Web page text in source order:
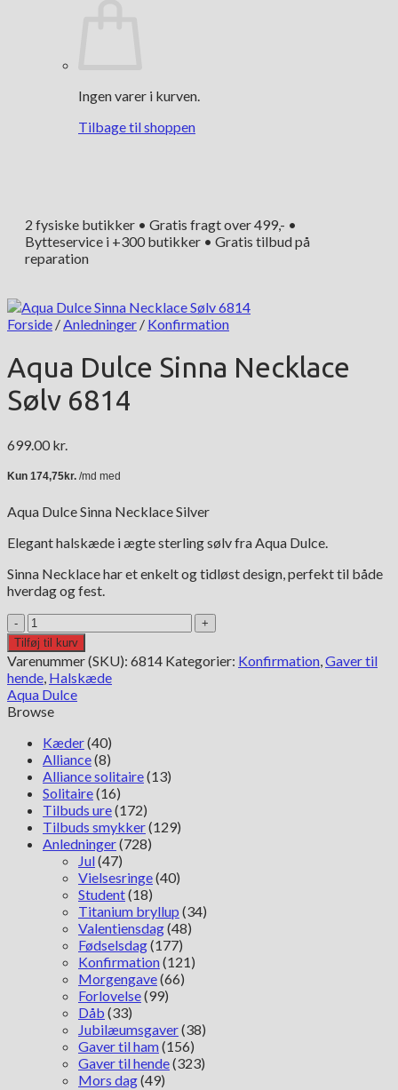
Ingen varer i kurven.
Tilbage til shoppen
2 fysiske butikker • Gratis fragt over 499,- •
Bytteservice i +300 butikker • Gratis tilbud på
reparation
Forside /Anledninger / Konfirmation
Aqua Dulce Sinna Necklace
Sølv 6814
699.00 kr.
Aqua Dulce Sinna Necklace Silver
Elegant halskæde i ægte sterling sølv fra Aqua Dulce.
Sinna Necklace har et enkelt og tidløst design, perfekt til både
hverdag og fest.
Aqua
Dulce
Sinna
Necklace
Sølv
6814
antal
Tilføj til kurv
Varenummer (SKU): 6814 Kategorier: Konfirmation,Gaver til
hende, Halskæde
Aqua Dulce
Browse
Kæder(40)
Alliance(8)
Alliance solitaire(13)
Solitaire(16)
Tilbuds ure(172)
Tilbuds smykker(129)
Anledninger(728)
Jul(47)
Vielsesringe(40)
Student(18)
Titanium bryllup (34)
Valentiensdag(48)
Fødselsdag(177)
Konfirmation(121)
Morgengave(66)
Forlovelse(99)
Dåb (33)
Jubilæumsgaver(38)
Gaver til ham(156)
Gaver til hende(323)
Mors dag(49)